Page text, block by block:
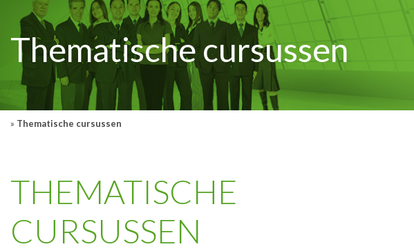
Thematische cursussen
» Thematische cursussen
THEMATISCHE
CURSUSSEN